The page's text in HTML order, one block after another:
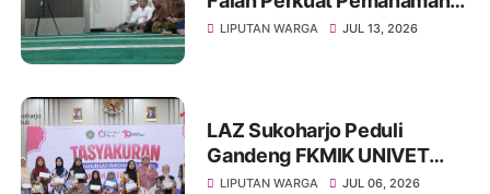
Sunnah dan Tingkatkan
LIPUTAN WARGA JUL 13, 2026
LAZ Sukoharjo Peduli
Gandeng FKMIK UNIVET
BANTARA Santuni Anak
LIPUTAN WARGA JUL 06, 2026